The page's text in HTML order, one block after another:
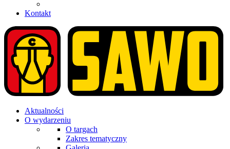
Kontakt
Aktualności
O wydarzeniu
O targach
Zakres tematyczny